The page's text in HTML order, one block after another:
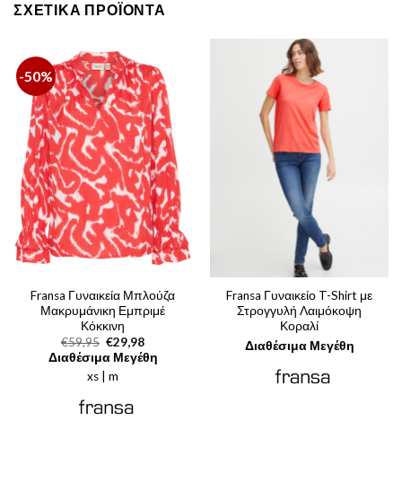
ΣΧΕΤΙΚΆ ΠΡΟΪΌΝΤΑ
-50%
Fransa Γυναικεία Μπλούζα
Μακρυμάνικη Εμπριμέ
Κόκκινη
€59,95 Original
price
was:
€59,95.
€29,98Η
τρέχουσα
τιμή
Διαθέσιμα Μεγέθη
xs | m
Fransa Γυναικείο T-Shirt με
Στρογγυλή Λαιμόκοψη
Κοραλί
Διαθέσιμα Μεγέθη